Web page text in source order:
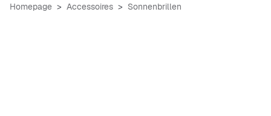
Homepage Accessoires Sonnenbrillen